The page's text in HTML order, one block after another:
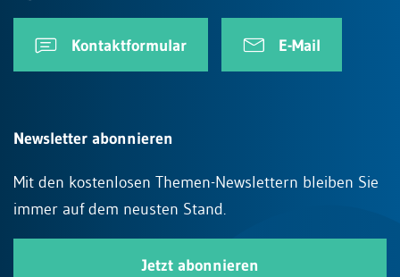
Kontaktformular E-Mail
Newsletter abonnieren
Mit den kostenlosen Themen-Newslettern bleiben Sie
immer auf dem neusten Stand.
Jetzt abonnieren